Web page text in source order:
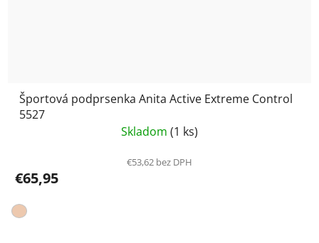
Športová podprsenka Anita Active Extreme Control
5527
Skladom (1 ks)
€53,62 bez DPH
€65,95